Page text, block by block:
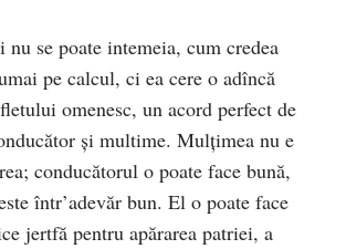
se poate intemeia, cum credea
pe calcul, ci ea cere o adîncă
omenesc, un acord perfect de
și multime. Mulțimea nu e
conducătorul o poate face bună,
într’adevăr bun. El o poate face
jertfă pentru apărarea patriei, a